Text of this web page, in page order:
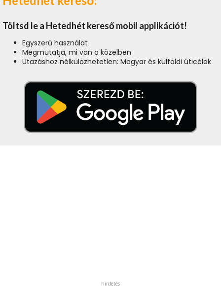
Töltsd le a Hetedhét kereső mobil applikációt!
Egyszerű használat
Megmutatja, mi van a közelben
Utazáshoz nélkülözhetetlen: Magyar és külföldi úticélok
hirdetés